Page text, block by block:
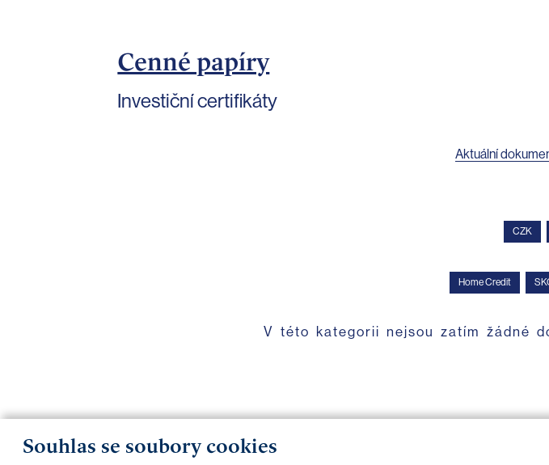
Souhlas se soubory cookies
Cenné papíry
Investiční certifikáty
Aktuální
CZK
Home Credit
V této kategorii nejsou zatím žádné